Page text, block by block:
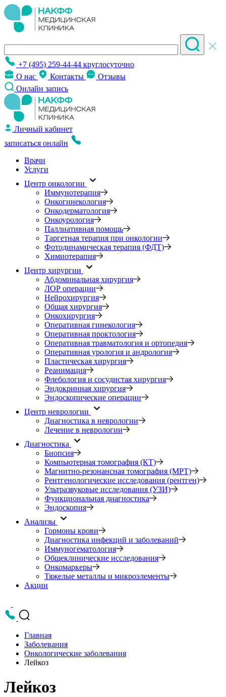
+7 (495) 259-44-44 круглосуточно
О нас
Контакты
Отзывы
Онлайн запись
Личный кабинет
записаться онлайн
Врачи
Услуги
Центр онкологии
Иммунотерапия
Онкогинекология
Онкодерматология
Онкоурология
Паллиативная помощь
Таргетная терапия при онкологии
Фотодинамическая терапия (ФДТ)
Химиотерапия
Центр хирургии
Абдоминальная хирургия
ЛОР операции
Нейрохирургия
Общая хирургия
Онкохирургия
Оперативная гинекология
Оперативная проктология
Оперативная травматология и ортопедия
Оперативная урология и андрология
Пластическая хирургия
Реанимация
Флебология и сосудистая хирургия
Эндокринная хирургия
Эндоскопические операции
Центр неврологии
Диагностика в неврологии
Лечение в неврологии
Диагностика
Биопсия
Компьютерная томография (КТ)
Магнитно-резонансная томография (МРТ)
Рентгенологические исследования (рентген)
Ультразвуковые исследования (УЗИ)
Функциональная диагностика
Эндоскопия
Анализы
Гормоны крови
Диагностика инфекций и заболеваний
Иммуногематология
Общеклинические исследования
Онкомаркеры
Тяжелые металлы и микроэлементы
Акции
Главная
Заболевания
Онкологические заболевания
Лейкоз
Лейкоз